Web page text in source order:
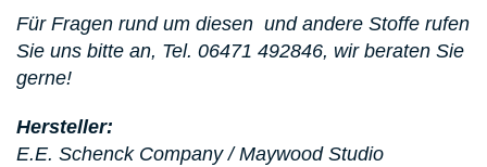
Für Fragen rund um diesen und andere Stoffe rufen
Sie uns bitte an, Tel. 06471 492846, wir beraten Sie
gerne!
Hersteller:
E.E. Schenck Company / Maywood Studio